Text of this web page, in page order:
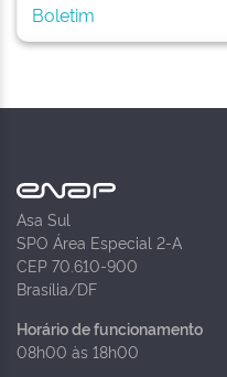
Boletim
Asa Sul
SPO Área Especial 2-A
CEP 70.610-900
Brasília/DF
Horário de funcionamento
08h00 às 18h00